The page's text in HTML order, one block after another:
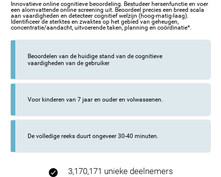
Innovatieve online cognitieve beoordeling. Bestudeer hersenfunctie en voer
een alomvattende online screening uit. Beoordeel precies een breed scala
aan vaardigheden en detecteer cognitief welzijn (hoog-matig-laag).
Identificeer de sterktes en zwaktes op het gebied van geheugen,
concentratie/aandacht, uitvoerende taken, planning en coördinatie*.
Beoordelen van de huidige stand van de cognitieve
vaardigheden van de gebruiker
Voor kinderen van 7 jaar en ouder en volwassenen.
De volledige reeks duurt ongeveer 30-40 minuten.
3,170,171 unieke deelnemers